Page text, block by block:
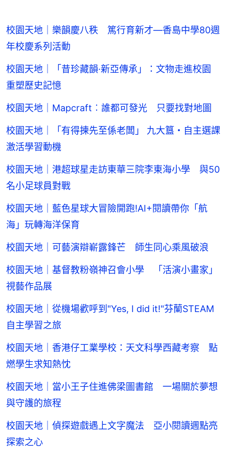
校園天地｜樂韻慶八秩 篤行育新才—香島中學80週
年校慶系列活動
校園天地｜「昔珍藏韻·新亞傳承」：文物走進校園
重塑歷史記憶
校園天地｜Mapcraft︰誰都可發光 只要找對地圖
校園天地｜「有得揀先至係老闆」 九大簋・自主選課
激活學習動機
校園天地｜港超球星走訪東華三院李東海小學 與50
名小足球員對戰
校園天地｜藍色星球大冒險開跑!AI+閱讀帶你「航
海」玩轉海洋保育
校園天地｜可藝演辯嶄露鋒芒 師生同心乘風破浪
校園天地｜基督教粉嶺神召會小學 「活演小畫家」
視藝作品展
校園天地｜從機場歡呼到"Yes, I did it!"芬蘭STEAM
自主學習之旅
校園天地｜香港仔工業學校：天文科學西藏考察 點
燃學生求知熱忱
校園天地｜當小王子住進佛梁圖書館 一場關於夢想
與守護的旅程
校園天地｜偵探遊戲遇上文字魔法 亞小閱讀週點亮
探索之心